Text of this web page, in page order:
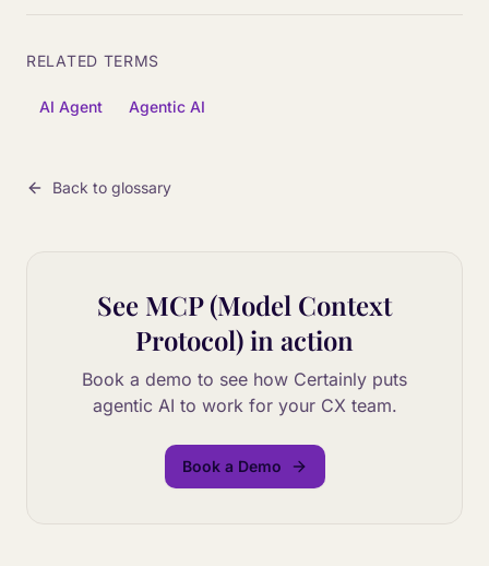
RELATED TERMS
AI Agent Agentic AI
Back to glossary
See MCP (Model Context
Protocol)in action
Book a demo to see how Certainly puts
agentic AI to work for your CX team.
Book a Demo